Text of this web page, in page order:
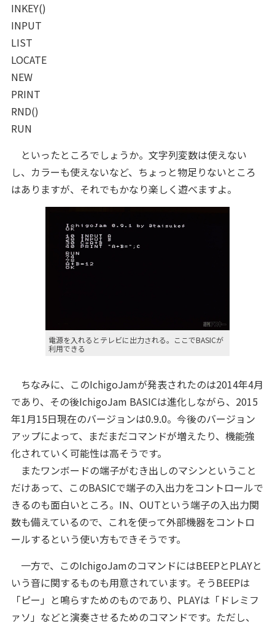
INKEY()
INPUT
LIST
LOCATE
NEW
PRINT
RND()
RUN
といったところでしょうか。文字列変数は使えない
し、カラーも使えないなど、ちょっと物足りないところ
はありますが、それでもかなり楽しく遊べますよ。
電源を入れるとテレビに出力される。ここでBASICが
利用できる
ちなみに、このIchigoJamが発表されたのは2014年4月
であり、その後IchigoJam BASICは進化しながら、2015
年1月15日現在のバージョンは0.9.0。今後のバージョン
アップによって、まだまだコマンドが増えたり、機能強
化されていく可能性は高そうです。
またワンボードの端子がむき出しのマシンということ
だけあって、このBASICで端子の入出力をコントロールで
きるのも面白いところ。IN、OUTという端子の入出力関
数も備えているので、これを使って外部機器をコントロ
ールするという使い方もできそうです。
一方で、このIchigoJamのコマンドにはBEEPとPLAYと
いう音に関するものも用意されています。そうBEEPは
「ピー」と鳴らすためのものであり、PLAYは「ドレミフ
ァソ」などと演奏させるためのコマンドです。ただし、